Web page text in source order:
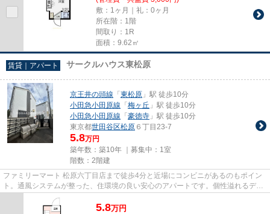
敷：1ヶ月｜礼：0ヶ月
所在階：1階
間取り：1R
面積：9.62㎡
賃貸｜アパート サークルハウス東松原
京王井の頭線 「 東松原 」駅 徒歩10分
小田急小田原線 「 梅ヶ丘 」駅 徒歩10分
小田急小田原線 「 豪徳寺 」駅 徒歩10分
東京都世田谷区松原 ６丁目23-7
5.8万円
築年数：築10年 ｜募集中： 1室
階数：2階建
ファミリーマート 松原六丁目店まで徒歩4分と近場にコンビニがあるのもポイン
ト。通風システムが整った、住環境の良い安心のアパートです。個性溢れるデザ
イナーズ物件はとても魅力的...
5.8万円